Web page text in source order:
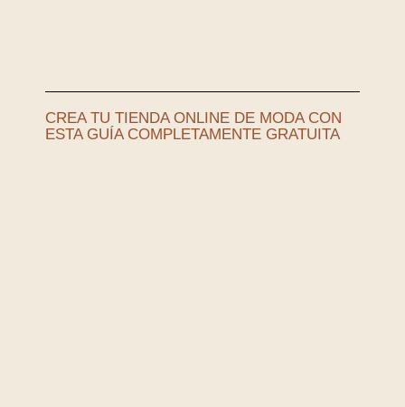
CREA TU TIENDA ONLINE DE MODA CON
ESTA GUÍA COMPLETAMENTE GRATUITA